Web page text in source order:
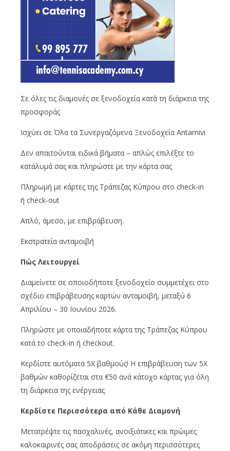
Σε όλες τις διαμονές σε ξενοδοχεία κατά τη διάρκεια της
προσφοράς
Ισχύει σε Όλα τα Συνεργαζόμενα Ξενοδοχεία Antamivi
Δεν απαιτούνται ειδικά βήματα – απλώς επιλέξτε το
κατάλυμά σας και πληρώστε με την κάρτα σας
Πληρωμή με κάρτες της Τράπεζας Κύπρου στο check‑in
ή check‑out
Απλό, άμεσο, με επιβράβευση.
Εκστρατεία ανταμοιβή
Πώς Λειτουργεί
Διαμείνετε σε οποιοδήποτε ξενοδοχείο συμμετέχει στο
σχέδιο επιβράβευσης καρτών ανταμοιβή, μεταξύ 6
Απριλίου – 30 Ιουνίου 2026.
Πληρώστε με οποιαδήποτε κάρτα της Τράπεζας Κύπρου
κατά το check-in ή checkout.
Κερδίστε αυτόματα 5X βαθμούς! Η επιβράβευση των 5X
βαθμών καθορίζεται στα €50 ανά κάτοχο κάρτας για όλη
τη διάρκεια της ενέργειας.
Κερδίστε Περισσότερα από Κάθε Διαμονή
Μετατρέψτε τις πασχαλινές, ανοιξιάτικες και πρώιμες
καλοκαιρινές σας αποδράσεις σε ακόμη περισσότερες